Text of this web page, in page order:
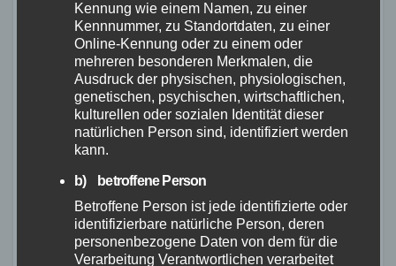
NEUWIED RETTUNGSDIENST
Flächenbrand bei Oberdreis:
Feuerwehr verhindert
Übergreifen auf Waldgebiet
7. AUG. 2026
NEUWIED POLIZEI
Waldbrand bei Leutesdorf
Kennung wie einem Namen, zu einer
Kennnummer, zu Standortdaten, zu einer
Online-Kennung oder zu einem oder
mehreren besonderen Merkmalen, die
Ausdruck der physischen, physiologischen,
genetischen, psychischen, wirtschaftlichen,
kulturellen oder sozialen Identität dieser
natürlichen Person sind, identifiziert werden
kann.
b) betroffene Person
Betroffene Person ist jede identifizierte oder
identifizierbare natürliche Person, deren
personenbezogene Daten von dem für die
Verarbeitung Verantwortlichen verarbeitet